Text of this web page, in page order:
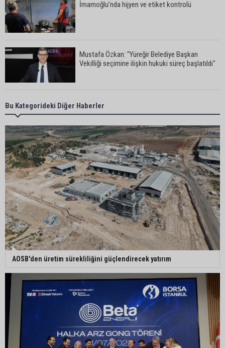
İmamoğlu’nda hijyen ve etiket kontrolü
Mustafa Özkan: "Yüreğir Belediye Başkan
Vekilliği seçimine ilişkin hukuki süreç başlatıldı"
Güngör Geçer, hayvan hakları temsilcileriyle bir
araya geldi
Adana’da sıcak hava etkisini sürdürüyor:
Termometreler 38 dereceyi gördü
Yüreğir’de başkan vekilliği seçimi yeniden yargıya
taşındı
Adanalı sanatçıdan üzücü haber: Konserlerine
ara verdi
Büyükşehirden üreticiye 168 adet süt sağım
makinesi
Bu Kategorideki Diğer Haberler
⁠AOSB'den üretim sürekliliğini güçlendirecek yatırım